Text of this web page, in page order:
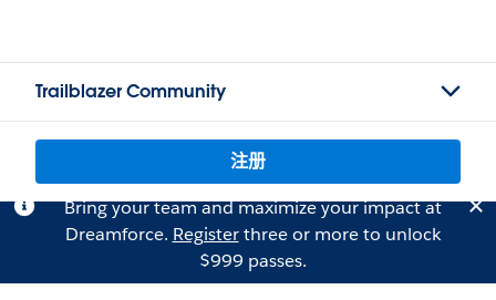
Trailblazer Community
注册
Bring your team and maximize your impact at
Dreamforce. Registerthree or more to unlock
$999 passes.